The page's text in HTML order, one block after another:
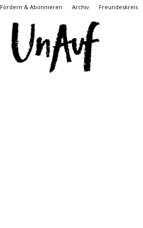
Fördern & Abonnieren Archiv Freundeskreis